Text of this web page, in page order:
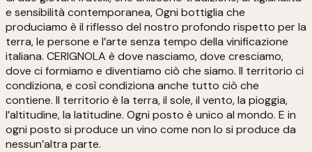
e sensibilità contemporanea, Ogni bottiglia che
produciamo è il riflesso del nostro profondo rispetto per la
terra, le persone e l’arte senza tempo della vinificazione
italiana. CERIGNOLA è dove nasciamo, dove cresciamo,
dove ci formiamo e diventiamo ciò che siamo. Il territorio ci
condiziona, e così condiziona anche tutto ciò che
contiene. Il territorio è la terra, il sole, il vento, la pioggia,
l’altitudine, la latitudine. Ogni posto è unico al mondo. E in
ogni posto si produce un vino come non lo si produce da
nessun’altra parte.